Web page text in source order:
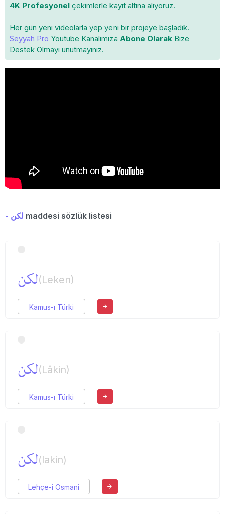
4K Profesyonel çekimlerle kayıt altına alıyoruz.
Her gün yeni videolarla yep yeni bir projeye başladık.
Seyyah Pro Youtube Kanalımıza Abone Olarak Bize
Destek Olmayı unutmayınız.
- لكن maddesi sözlük listesi
لكن(Leken)
Kamus-ı Türki
لكن(Lâkin)
Kamus-ı Türki
لكن(lakin)
Lehçe-i Osmani